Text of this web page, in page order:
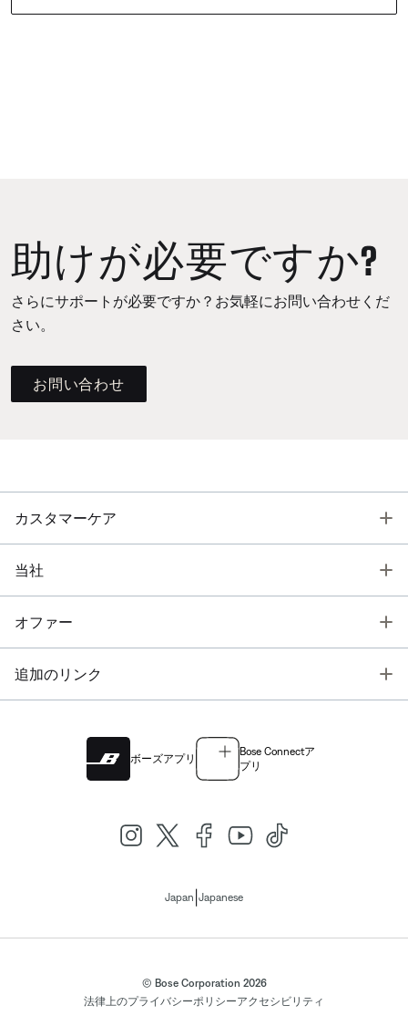
助けが必要ですか?
さらにサポートが必要ですか？お気軽にお問い合わせくだ
さい。
お問い合わせ
カスタマーケア
当社
オファー
追加のリンク
ボーズアプリ
Bose Connectア
プリ
Japan Japanese
© Bose Corporation 2026
法律上のプライバシーポリシーアクセシビリティ